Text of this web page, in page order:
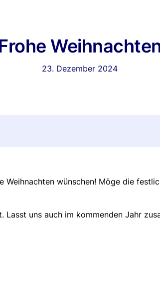
23. Dezember 2024
wünschen! Möge die
uns auch im kommenden Jahr